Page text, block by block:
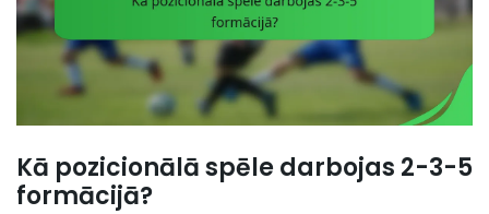
Kā pozicionālā spēle darbojas 2-3-5
formācijā?